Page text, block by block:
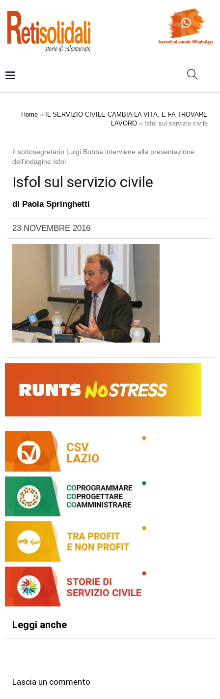
Home »
IL SERVIZIO CIVILE CAMBIA LA VITA. E FA TROVARE
LAVORO » Isfol sul servizio civile
Il sottosegretario Luigi Bobba interviene alla presentazione
dell'indagine Isfol
Isfol sul servizio civile
di Paola Springhetti
23 NOVEMBRE 2016
Leggi anche
Lascia un commento